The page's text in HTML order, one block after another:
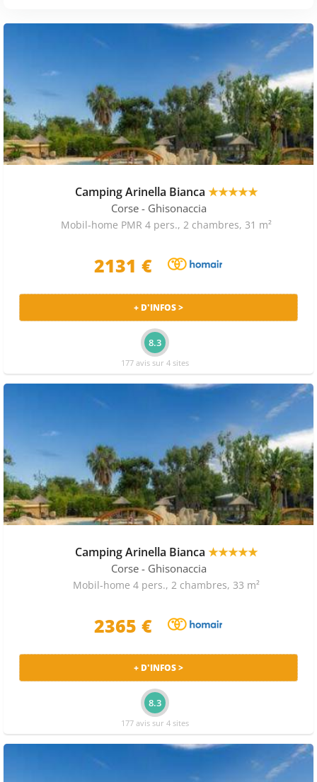
de plaisantes vacances. Aux environs, vous pourrez
préférer le Camping Acqua e Sole (Sainte lucie de porto
vecchio), le Camping Pitrera Village (Porto vecchio) et le
Camping Mulinacciu (Lecci à 10km) (Sainte lucie de
porto vecchio). Egalement, comparez dans ces
campings avec un espace aquatique vos prochaines
vacances.
Ailleurs, les établissements les mieux notés pour un
séjour avec un espace aquatique sur la région sont :
Farniente (4 étoiles) vous ouvre ses portes à... [
Chiostru, Pointe Muratello, Bocca a Saltu, Monte d'Oro,
Col de Pruno, Bocca Guagnarola.
Camping Arinella Bianca ★★★★★
Corse - Ghisonaccia
Mobil-home PMR 4 pers., 2 chambres, 31 m²
2131 €
+ D'INFOS >
8.3
177 avis sur 4 sites
Camping Arinella Bianca ★★★★★
Corse - Ghisonaccia
Mobil-home 4 pers., 2 chambres, 33 m²
2365 €
+ D'INFOS >
8.3
177 avis sur 4 sites